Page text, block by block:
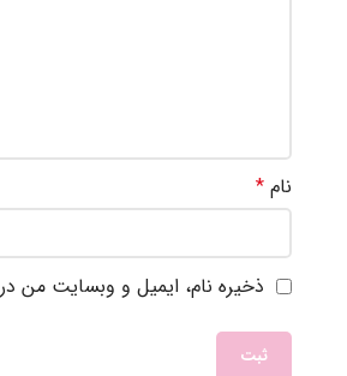
نام *
ذخیره نام، ایمیل و وبسایت من